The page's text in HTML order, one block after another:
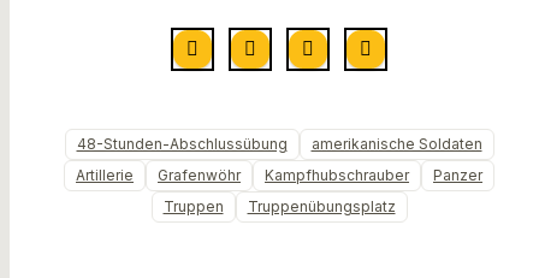
48-Stunden-Abschlussübung
amerikanische Soldaten
Artillerie
Grafenwöhr Kampfhubschrauber
Panzer
Truppen
Truppenübungsplatz